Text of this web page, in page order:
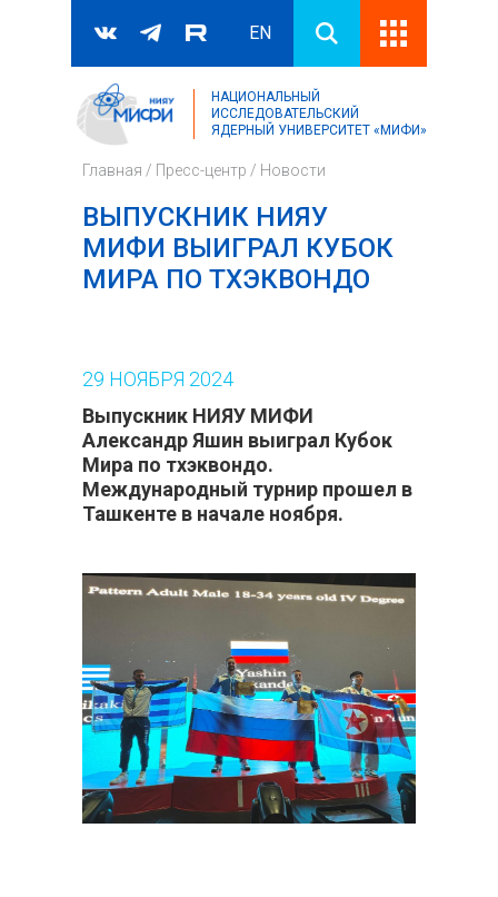
Форма поиска
Поиск
EN
НАЦИОНАЛЬНЫЙ
ИССЛЕДОВАТЕЛЬСКИЙ
ЯДЕРНЫЙ УНИВЕРСИТЕТ «МИФИ»
Главная / Пресс-центр / Новости
ВЫПУСКНИК НИЯУ
МИФИ ВЫИГРАЛ КУБОК
МИРА ПО ТХЭКВОНДО
29 НОЯБРЯ 2024
Выпускник НИЯУ МИФИ
Александр Яшин выиграл Кубок
Мира по тхэквондо.
Международный турнир прошел в
Ташкенте в начале ноября.